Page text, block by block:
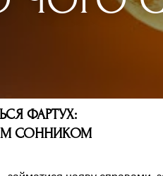
ФАРТУХ:
СОННИКОМ